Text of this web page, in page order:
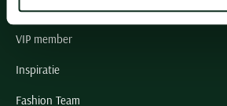
Paul & Shark specialist
VIP member
Inspiratie
Fashion Team